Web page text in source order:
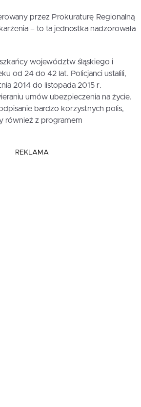
przez Prokuraturę Regionalną
– to ta jednostka nadzorowała
województw śląskiego i
od 24 do 42 lat. Policjanci ustalili,
2014 do listopada 2015 r.
umów ubezpieczenia na życie.
bardzo korzystnych polis,
również z programem
REKLAMA